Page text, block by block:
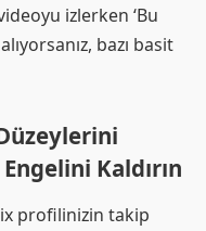
izlerken ‘Bu
bazı basit
Kaldırın
profilinizin takip